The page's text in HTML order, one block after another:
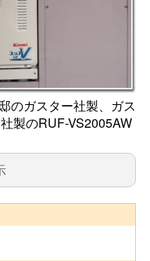
のガスター社製、ガス
製のRUF-VS2005AW